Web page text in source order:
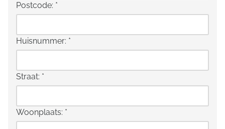
Postcode: *
Huisnummer: *
Straat: *
Woonplaats: *